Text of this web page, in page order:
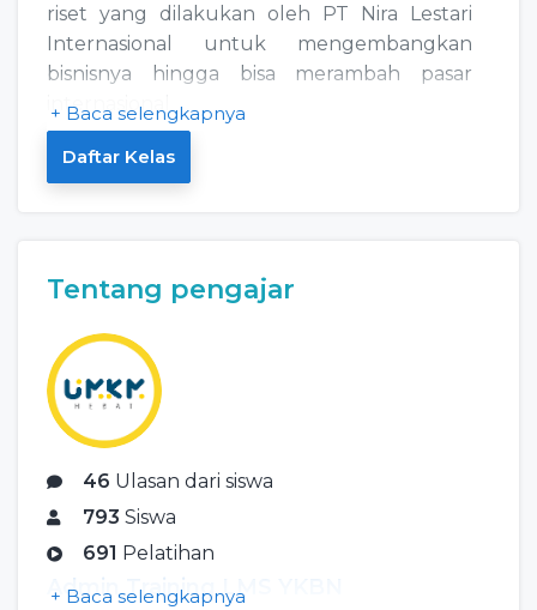
+ Baca selengkapnya
riset yang dilakukan oleh PT Nira Lestari
Internasional untuk mengembangkan
bisnisnya hingga bisa merambah pasar
internasional
Daftar Kelas
Tentang pengajar
46 Ulasan dari siswa
793 Siswa
691 Pelatihan
+ Baca selengkapnya
Admin Training LMS YKBN